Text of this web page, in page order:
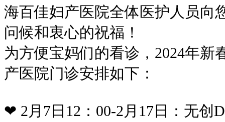
海百佳妇产医院全体医护人员向
问候和衷心的祝福！
为方便宝妈们的看诊，2024年新
产医院门诊安排如下：
❤ 2月7日12：00-2月17日：无创